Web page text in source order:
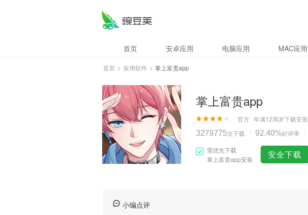
首页 安卓应用 电脑应用 MAC应用
首页 > 应用软件 > 掌上富贵app
掌上富贵app
官方 年满12周岁下载安装
3279775次下载 92.40%好评率
需优先下载
掌上富贵app安装
安全下载
小编点评